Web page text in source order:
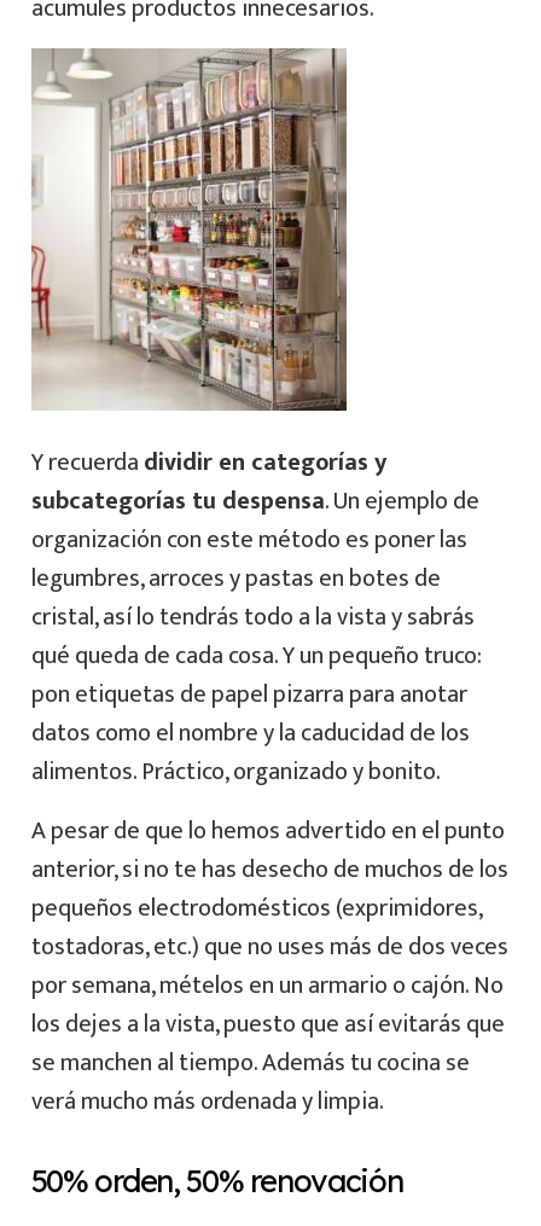
acumules productos innecesarios.
Y recuerdadividir en categorías y
subcategorías tu despensa. Un ejemplo de
organización con este método es poner las
legumbres, arroces y pastas en botes de
cristal, así lo tendrás todo a la vista y sabrás
qué queda de cada cosa. Y un pequeño truco:
pon etiquetas de papel pizarra para anotar
datos como el nombre y la caducidad de los
alimentos. Práctico, organizado y bonito.
A pesar de que lo hemos advertido en el punto
anterior, si no te has desecho de muchos de los
pequeños electrodomésticos (exprimidores,
tostadoras, etc.) que no uses más de dos veces
por semana, mételos en un armario o cajón. No
los dejes a la vista, puesto que así evitarás que
se manchen al tiempo. Además tu cocina se
verá mucho más ordenada y limpia.
50% orden, 50% renovación